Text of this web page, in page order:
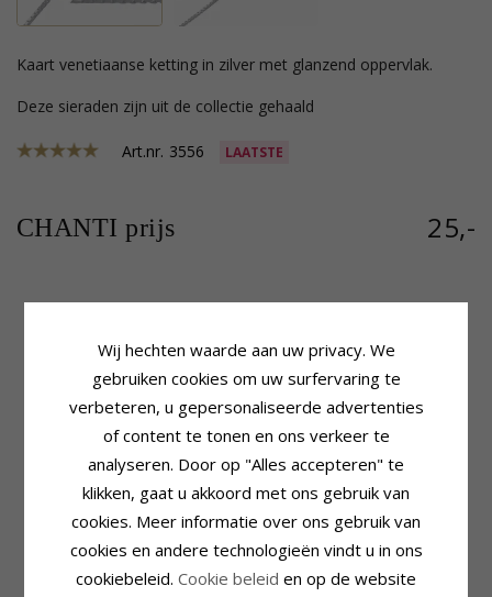
kaart venetiaanse ketting in zilver met glanzend oppervlak.
Deze sieraden zijn uit de collectie gehaald
Art.nr. 3556 LAATSTE
CHANTI prijs 25,-
Kaart
Ketting Type:Venetiaanse Ketting
Edelmetaal:
Oppervlak: Glanzend
Breedte:1,2 mm
Lengte:38 cm
Levertijd
KLANTEN KOPEN OOK
SALE 75%
Wij hechten waarde aan uw privacy. We
gebruiken cookies om uw surfervaring te
verbeteren, u gepersonaliseerde advertenties
of content te tonen en ons verkeer te
analyseren. Door op "Alles accepteren" te
klikken, gaat u akkoord met ons gebruik van
cookies. Meer informatie over ons gebruik van
cookies en andere technologieën vindt u in ons
cookiebeleid. Cookie beleid en op de website